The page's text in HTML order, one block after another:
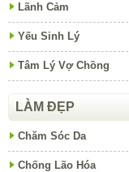
Lãnh Cảm
Yếu Sinh Lý
Tâm Lý Vợ Chồng
LÀM ĐẸP
Chăm Sóc Da
Chống Lão Hóa